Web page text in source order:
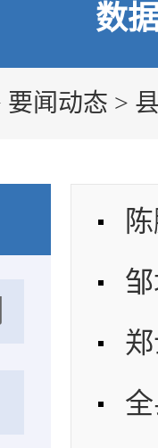
数
要闻动态 >